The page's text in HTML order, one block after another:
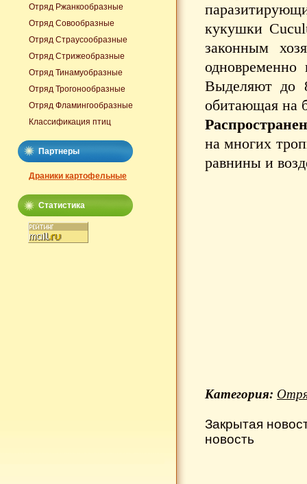
кукушки
законным
Выделяют до
обитающая на
на многих
равнины и
Категория:
Закрытая
новость
Отряд Ржанкообразные
Отряд Совообразные
Отряд Страусообразные
Отряд Стрижеобразные
Отряд Тинамуобразные
Отряд Трогонообразные
Отряд Фламингообразные
Классификация птиц
Партнеры
Драники картофельные
Статистика